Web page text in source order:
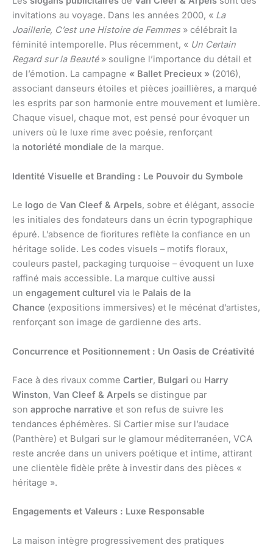
invitations au voyage. Dans les années 2000, « La
Joaillerie, C’est une Histoire de Femmes» célébrait la
féminité intemporelle. Plus récemment, « Un Certain
Regard sur la Beauté» souligne l’importance du détail et
de l’émotion. La campagne « Ballet Precieux » (2016),
associant danseurs étoiles et pièces joaillières, a marqué
les esprits par son harmonie entre mouvement et lumière.
Chaque visuel, chaque mot, est pensé pour évoquer un
univers où le luxe rime avec poésie, renforçant
la notoriété mondiale de la marque.
Identité Visuelle et Branding : Le Pouvoir du Symbole
Le logo de Van Cleef & Arpels, sobre et élégant, associe
les initiales des fondateurs dans un écrin typographique
épuré. L’absence de fioritures reflète la confiance en un
héritage solide. Les codes visuels – motifs floraux,
couleurs pastel, packaging turquoise – évoquent un luxe
raffiné mais accessible. La marque cultive aussi
un engagement culturel via le Palais de la
Chance (expositions immersives) et le mécénat d’artistes,
renforçant son image de gardienne des arts.
Concurrence et Positionnement : Un Oasis de Créativité
Face à des rivaux comme Cartier, Bulgari ou Harry
Winston, Van Cleef & Arpels se distingue par
son approche narrative et son refus de suivre les
tendances éphémères. Si Cartier mise sur l’audace
(Panthère) et Bulgari sur le glamour méditerranéen, VCA
reste ancrée dans un univers poétique et intime, attirant
une clientèle fidèle prête à investir dans des pièces «
héritage ».
Engagements et Valeurs : Luxe Responsable
La maison intègre progressivement des pratiques